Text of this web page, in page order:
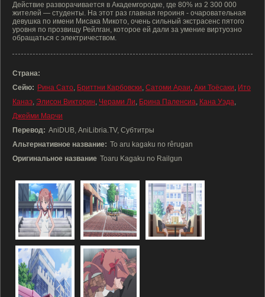
Действие разворачивается в Академгородке, где 80% из 2 300 000
жителей — студенты. На этот раз главная героиня - очаровательная
девушка по имени Мисака Микото, очень сильный экстрасенс пятого
уровня по прозвищу Рейлган, которое ей дали за умение виртуозно
обращаться с электричеством.
Страна:
Сейю: Рина Сато, Бриттни Карбовски, Сатоми Араи, Аки Тоёсаки, Ито
Канаэ, Элисон Викторин, Черами Ли, Брина Паленсиа, Кана Уэда,
Джейми Марчи
Перевод: AniDUB, AniLibria.TV, Субтитры
Альтернативное название: To aru kagaku no rêrugan
Оригинальное название Toaru Kagaku no Railgun